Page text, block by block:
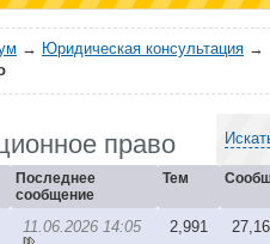
→ Юридическая консультация →
право
Последнее
сообщение
Тем
11.06.2026 14:05
2,991